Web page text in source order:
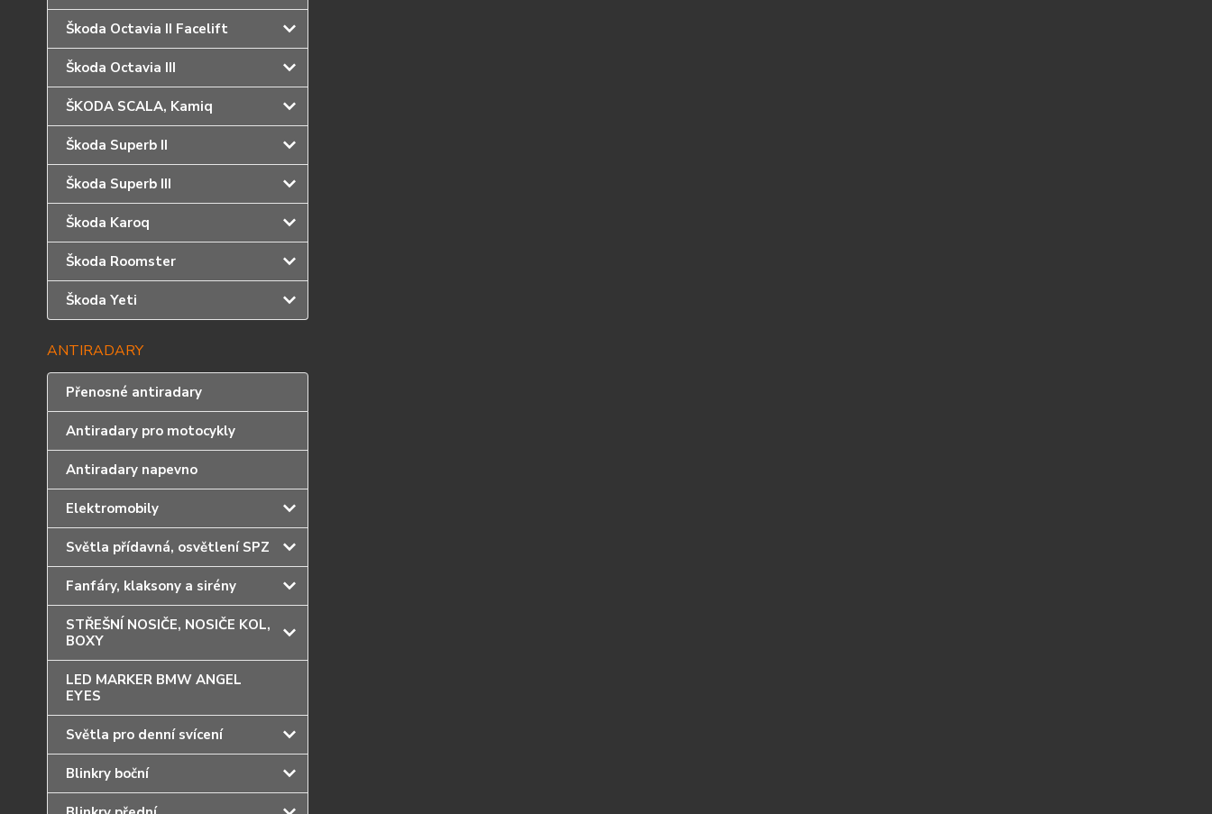
Škoda Octavia II Facelift
Škoda Octavia III
ŠKODA SCALA, Kamiq
Škoda Superb II
Škoda Superb III
Škoda Karoq
Škoda Roomster
Škoda Yeti
ANTIRADARY
Přenosné antiradary
Antiradary pro motocykly
Antiradary napevno
Elektromobily
Světla přídavná, osvětlení SPZ
Fanfáry, klaksony a sirény
STŘEŠNÍ NOSIČE, NOSIČE KOL,
BOXY
LED MARKER BMW ANGEL
EYES
Světla pro denní svícení
Blinkry boční